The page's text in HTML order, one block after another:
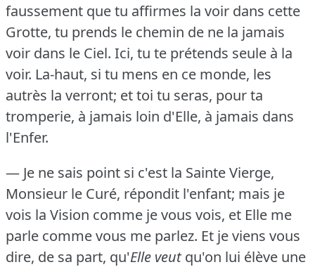
faussement que tu affirmes la voir dans cette
Grotte, tu prends le chemin de ne la jamais
voir dans le Ciel. Ici, tu te prétends seule à la
voir. La-haut, si tu mens en ce monde, les
autrès la verront; et toi tu seras, pour ta
tromperie, à jamais loin d'Elle, à jamais dans
l'Enfer.
— Je ne sais point si c'est la Sainte Vierge,
Monsieur le Curé, répondit l'enfant; mais je
vois la Vision comme je vous vois, et Elle me
parle comme vous me parlez. Et je viens vous
dire, de sa part, qu'Elle veutqu'on lui élève une